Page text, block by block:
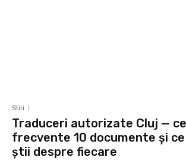
Stiri
Traduceri autorizate Cluj —
frecvente 10 documente și
știi despre fiecare